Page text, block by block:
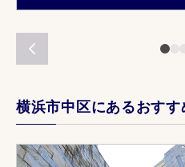
横浜市中区にあるおす